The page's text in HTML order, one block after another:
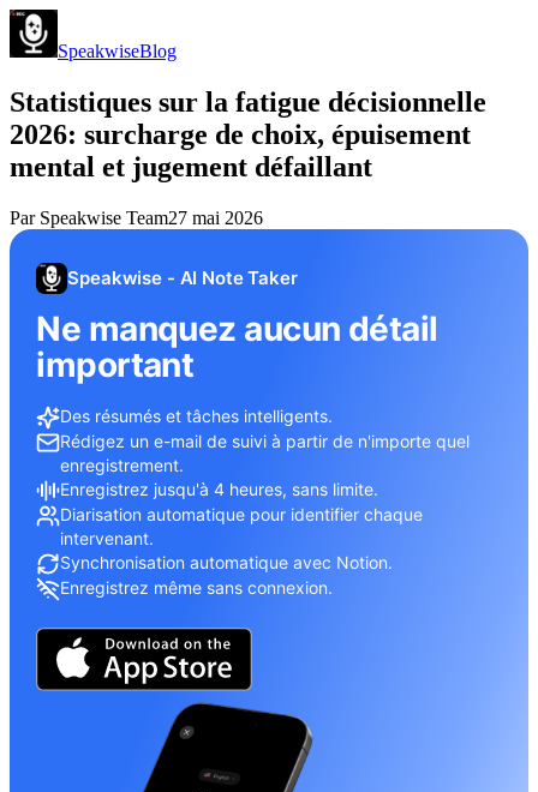
SpeakwiseBlog
Statistiques sur la fatigue décisionnelle
2026: surcharge de choix, épuisement
mental et jugement défaillant
Par Speakwise Team27 mai 2026
Speakwise - AI Note Taker
Ne manquez aucun détail
important
Des résumés et tâches intelligents.
Rédigez un e-mail de suivi à partir de n'importe quel
enregistrement.
Enregistrez jusqu'à 4 heures, sans limite.
Diarisation automatique pour identifier chaque
intervenant.
Synchronisation automatique avec Notion.
Enregistrez même sans connexion.